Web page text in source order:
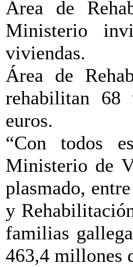
Área de
Ministerio
viviendas.
Área de
rehabilitan
euros.
“Con todos
Ministerio de
plasmado,
y
familias
463,4 millones